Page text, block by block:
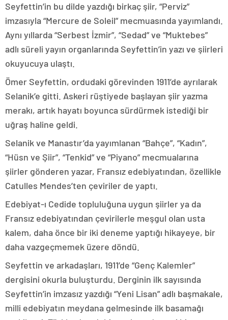
Seyfettin’in bu dilde yazdığı birkaç şiir, “Perviz”
imzasıyla “Mercure de Soleil” mecmuasında yayımlandı.
Aynı yıllarda “Serbest İzmir”, “Sedad” ve “Muktebes”
adlı süreli yayın organlarında Seyfettin’in yazı ve şiirleri
okuyucuya ulaştı.
Ömer Seyfettin, ordudaki görevinden 1911’de ayrılarak
Selanik’e gitti. Askeri rüştiyede başlayan şiir yazma
merakı, artık hayatı boyunca sürdürmek istediği bir
uğraş haline geldi.
Selanik ve Manastır’da yayımlanan “Bahçe”, “Kadın”,
“Hüsn ve Şiir”, “Tenkid” ve “Piyano” mecmualarına
şiirler gönderen yazar, Fransız edebiyatından, özellikle
Catulles Mendes’ten çeviriler de yaptı.
Edebiyat-ı Cedide topluluğuna uygun şiirler ya da
Fransız edebiyatından çevirilerle meşgul olan usta
kalem, daha önce bir iki deneme yaptığı hikayeye, bir
daha vazgeçmemek üzere döndü.
Seyfettin ve arkadaşları, 1911’de “Genç Kalemler”
dergisini okurla buluşturdu. Derginin ilk sayısında
Seyfettin’in imzasız yazdığı “Yeni Lisan” adlı başmakale,
milli edebiyatın meydana gelmesinde ilk basamağı